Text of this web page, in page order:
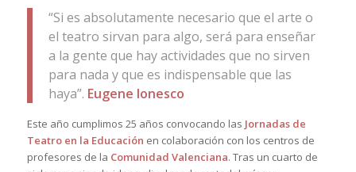
“Si es absolutamente necesario que el arte o
el teatro sirvan para algo, será para enseñar
a la gente que hay actividades que no sirven
para nada y que es indispensable que las
haya”. Eugene Ionesco
Este año cumplimos 25 años convocando las Jornadas de
Teatro en la Educación en colaboración con los centros de
profesores de la Comunidad Valenciana. Tras un cuarto de